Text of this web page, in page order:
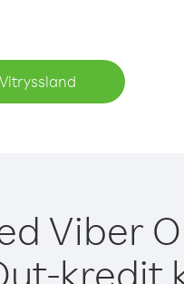
Viber
kredit